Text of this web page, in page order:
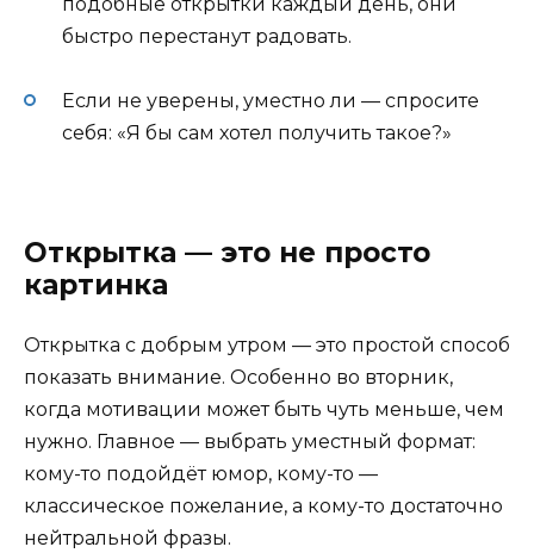
быстро перестанут радовать.
Если не уверены, уместно ли — спросите
себя: «Я бы сам хотел получить такое?»
Открытка — это не просто
картинка
Открытка с добрым утром — это простой способ
показать внимание. Особенно во вторник,
когда мотивации может быть чуть меньше, чем
нужно. Главное — выбрать уместный формат:
кому-то подойдёт юмор, кому-то —
классическое пожелание, а кому-то достаточно
нейтральной фразы.